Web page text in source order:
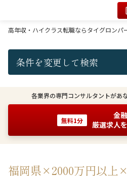
高年収・ハイクラス転職ならタイグロンパ
条件を変更して検索
各業界の専門コンサルタントがあ
無料1分
金
厳選求人
福岡県×2000万円以上